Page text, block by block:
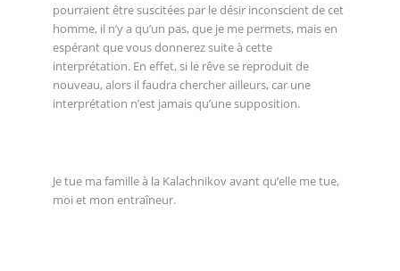
pourraient être suscitées par le désir inconscient de cet
homme, il n’y a qu’un pas, que je me permets, mais en
espérant que vous donnerez suite à cette
interprétation. En effet, si le rêve se reproduit de
nouveau, alors il faudra chercher ailleurs, car une
interprétation n’est jamais qu’une supposition.
Je tue ma famille à la Kalachnikov avant qu’elle me tue,
moi et mon entraîneur.